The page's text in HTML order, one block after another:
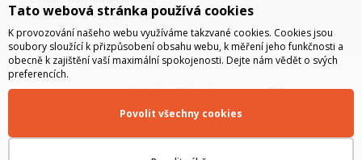
Telefon: +421 32 877 74 02
Tato webová stránka používá cookies
K provozování našeho webu využíváme takzvané cookies. Cookies jsou
soubory sloužící k přizpůsobení obsahu webu, k měření jeho funkčnosti a
obecně k zajištění vaší maximální spokojenosti. Dejte nám vědět o svých
preferencích.
Povolit všechny cookies